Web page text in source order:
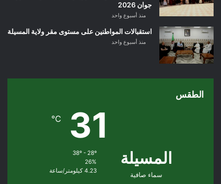
جوان 2026
منذ أسبوع واحد
استقبالات المواطنين على مستوى مقر ولاية المسيلة
منذ أسبوع واحد
الطقس
المسيلة
سماء صافية
31
℃
38º - 28º
26%
4.23 كيلومتر/ساعة